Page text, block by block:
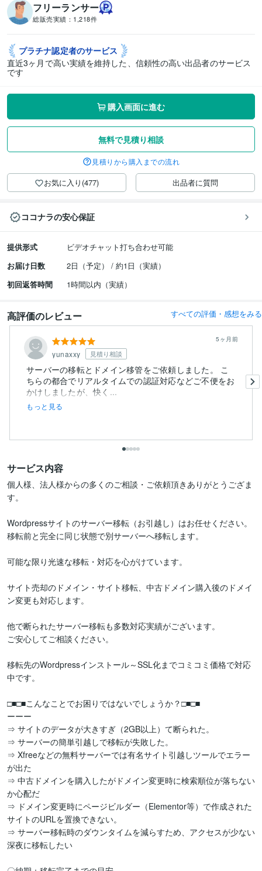
フリーランサー
総販売実績： 1,218件
プラチナ認定者のサービス
直近3ヶ月で高い実績を維持した、信頼性の高い出品者のサービス
です
購入画面に進む
無料で見積り相談
見積りから購入までの流れ
お気に入り(477) 出品者に質問
ココナラの安心保証
提供形式
ビデオチャット打ち合わせ可能
お届け日数
2日（予定） / 約1日（実績）
初回返答時間
1時間以内（実績）
高評価のレビュー すべての評価・感想をみる
yunaxxy 見積り相談
5ヶ月前
サーバーの移転とドメイン移管をご依頼しました。 こ
ちらの都合でリアルタイムでの認証対応などご不便をお
かけしましたが、快く...
もっと見る
サービス内容
個人様、法人様からの多くのご相談・ご依頼頂きありがとうござま
す。
Wordpressサイトのサーバー移転（お引越し）はお任せください。
移転前と完全に同じ状態で別サーバーへ移転します。
可能な限り光速な移転・対応を心がけています。
サイト売却のドメイン・サイト移転、中古ドメイン購入後のドメイ
ン変更も対応します。
他で断られたサーバー移転も多数対応実績がございます。
ご安心してご相談ください。
移転先のWordpressインストール～SSL化までコミコミ価格で対応
中です。
□■□■こんなことでお困りではないでしょうか？□■□■
ーーー
⇒ サイトのデータが大きすぎ（2GB以上）て断られた。
⇒ サーバーの簡単引越しで移転が失敗した。
⇒ Xfreeなどの無料サーバーでは有名サイト引越しツールでエラー
が出た
⇒ 中古ドメインを購入したがドメイン変更時に検索順位が落ちない
か心配だ
⇒ ドメイン変更時にページビルダー（Elementor等）で作成された
サイトのURLを置換できない。
⇒ サーバー移転時のダウンタイムを減らすため、アクセスが少ない
深夜に移転したい